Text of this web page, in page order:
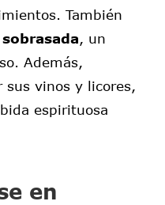
También
sobrasada, un
Además,
sus vinos y licores,
espirituosa
en